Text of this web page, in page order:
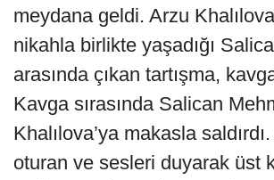
meydana geldi. Arzu
nikahla birlikte yaşadığı
arasında çıkan tartışma,
Kavga sırasında Salican
Khalılova’ya makasla
oturan ve sesleri duyarak üst